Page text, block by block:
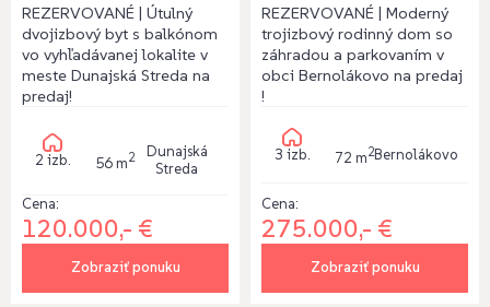
REZERVOVANÉ | Útulný
dvojizbový byt s balkónom
vo vyhľadávanej lokalite v
meste Dunajská Streda na
predaj!
2 izb. 56 m2
Dunajská
Streda
Cena:
120.000,- €
Zobraziť ponuku
REZERVOVANÉ | Moderný
trojizbový rodinný dom so
záhradou a parkovaním v
obci Bernolákovo na predaj
!
3 izb. 72 m2Bernolákovo
Cena:
275.000,- €
Zobraziť ponuku